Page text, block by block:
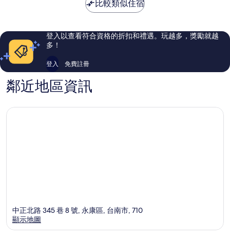
評
論
評
論
比較類似住宿
登入以查看符合資格的折扣和禮遇。玩越多，獎勵就越
多！
登入 免費註冊
鄰近地區資訊
中正北路 345 巷 8 號, 永康區, 台南市, 710
顯示地圖